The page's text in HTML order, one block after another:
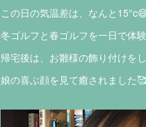
この日の気温差は、なんと
冬ゴルフと春ゴルフを一日で体
帰宅後は、お雛様の飾り付けを
娘の喜ぶ顔を見て癒されました🥰